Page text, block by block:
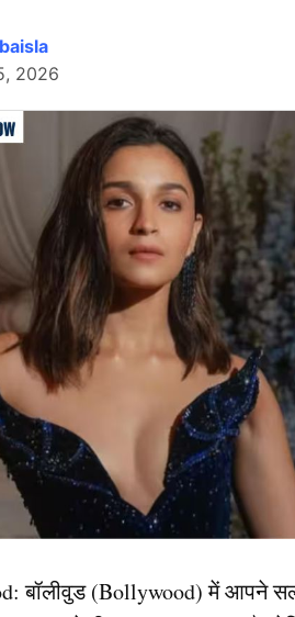
(Sikandar Trailer) लॉन्च पर
की रिलीज में सिर्फ 8 दिन बचे हैं।
करेंगे।
एआर मुरुगादॉस के निर्देशन में बनी ये
2026
बॉलीवुड (Bollywood)में आपने